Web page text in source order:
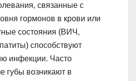
связанные с
гормонов в крови или
состояния (ВИЧ,
способствуют
инфекции. Часто
губы возникают в